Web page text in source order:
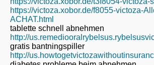
https://victoza.xobor.de/f8055-victoza-
ACHAT.html
tablette schnell abnehmen
http://
gratis bantningspiller
http://